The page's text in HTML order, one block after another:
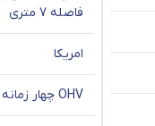
فاصله 7 متری
امریکا
OHV چهار زمانه